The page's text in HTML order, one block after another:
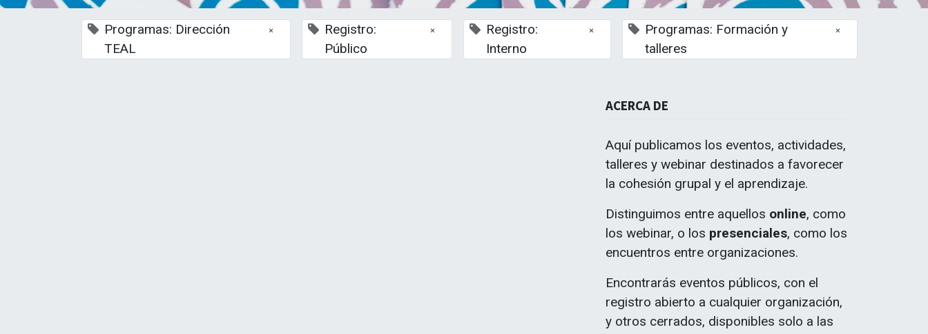
La Escuela de Negocios TEAL- Andalucía busca realizar un proceso transformación en las organizaciones del
Programas: Dirección
TEAL
×
Registro:
Público
×
Registro:
Interno
×
Programas: Formación y
talleres
×
ACERCA DE
Aquí publicamos los eventos, actividades,
talleres y webinar destinados a favorecer
la cohesión grupal y el aprendizaje.
Distinguimos entre aquellos online, como
los webinar, o los presenciales, como los
encuentros entre organizaciones.
Encontrarás eventos públicos, con el
registro abierto a cualquier organización,
y otros cerrados, disponibles solo a las